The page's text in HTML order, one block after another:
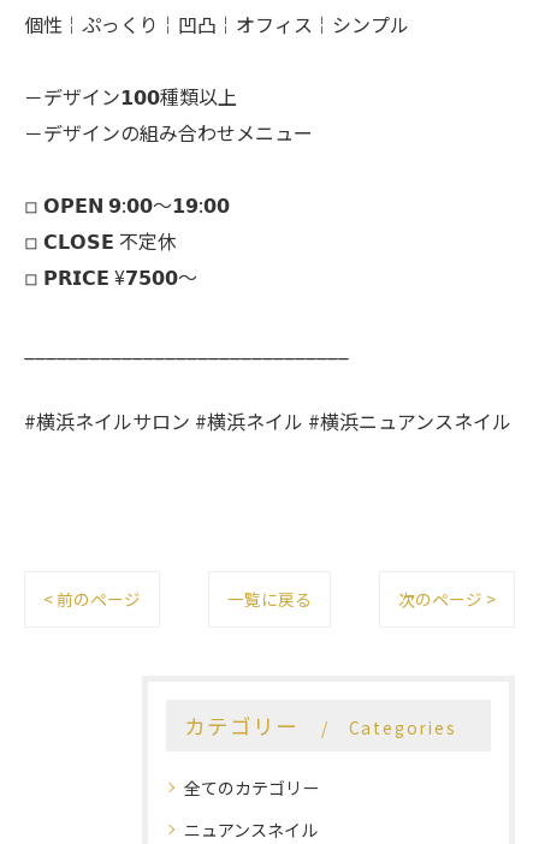
個性￤ぷっくり￤凹凸￤オフィス￤シンプル
－デザイン𝟭𝟬𝟬種類以上
－デザインの組み合わせメニュー
◽︎ 𝗢𝗣𝗘𝗡 𝟵:𝟬𝟬～𝟭𝟵:𝟬𝟬
◽︎ 𝗖𝗟𝗢𝗦𝗘 不定休
◽︎ 𝗣𝗥𝗜𝗖𝗘 ¥𝟳𝟱𝟬𝟬～
#横浜ネイルサロン #横浜ネイル #横浜ニュアンスネイル
< 前のページ 一覧に戻る 次のページ >
カテゴリー Categories
全てのカテゴリー
ニュアンスネイル